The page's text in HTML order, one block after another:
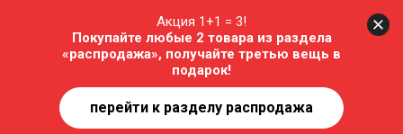
Акция 1+1 = 3!
Покупайте любые 2 товара из раздела
«распродажа», получайте третью вещь в
подарок!
перейти к разделу распродажа